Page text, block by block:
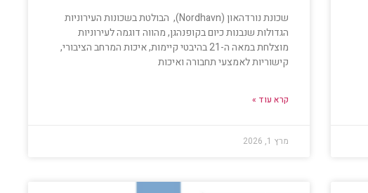
שכונת נורדהאון (Nordhavn), הבולטת בשכונות העירוניות
הגדולות שנבנות כיום בקופנהגן, מהווה דוגמה לעירוניות
מוצלחת במאה ה-21 בהיבטי קיימות, איכות המרחב הציבורי,
קישוריות לאמצעי תחבורה ואיכות
קרא עוד »
מרץ 1, 2026